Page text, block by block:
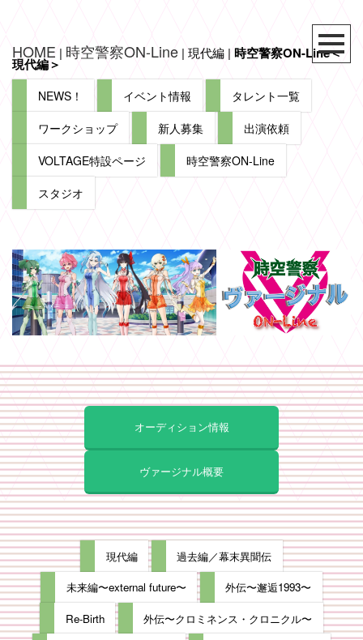
HOME | 時空警察ON-Line | 現代編 | 時空警察ON-Line＜
現代編＞
NEWS！ イベント情報
タレント一覧
ワークショップ
新人募集
出演依頼
VOLTAGE特設ページ
時空警察ON-Line
スタジオ
オーディション情報
ヴァージナル概要
現代編 過去編／幕末異聞伝
未来編〜external future〜 外伝〜邂逅1993〜
Re-Birth 外伝〜クロミネンス・クロニクル〜